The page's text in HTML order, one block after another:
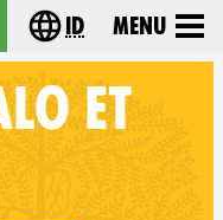
Choose your
id Menu
ET